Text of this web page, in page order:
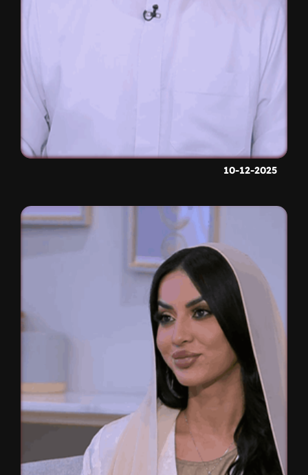
10-12-2025